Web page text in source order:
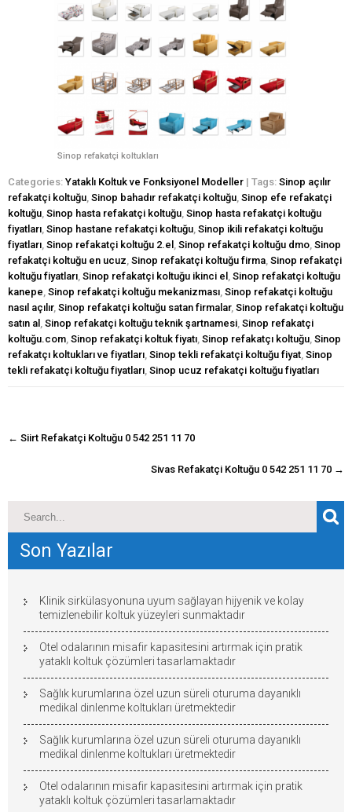
Sinop refakatçi koltukları
Categories: Yataklı Koltuk ve Fonksiyonel Modeller | Tags: Sinop açılır
refakatçi koltuğu, Sinop bahadır refakatçi koltuğu, Sinop efe refakatçi
koltuğu, Sinop hasta refakatçi koltuğu, Sinop hasta refakatçi koltuğu
fiyatları, Sinop hastane refakatçi koltuğu, Sinop ikili refakatçi koltuğu
fiyatları, Sinop refakatçi koltuğu 2.el , Sinop refakatçi koltuğu dmo, Sinop
refakatçi koltuğu en ucuz, Sinop refakatçi koltuğu firma, Sinop refakatçi
koltuğu fiyatları, Sinop refakatçi koltuğu ikinci el , Sinop refakatçi koltuğu
kanepe, Sinop refakatçi koltuğu mekanizması, Sinop refakatçi koltuğu
nasıl açılır, Sinop refakatçi koltuğu satan firmalar, Sinop refakatçi koltuğu
satın al , Sinop refakatçi koltuğu teknik şartnamesi, Sinop refakatçi
koltuğu.com, Sinop refakatçi koltuk fiyatı, Sinop refakatçı koltuğu, Sinop
refakatçı koltukları ve fiyatları, Sinop tekli refakatçi koltuğu fiyat, Sinop
tekli refakatçi koltuğu fiyatları, Sinop ucuz refakatçi koltuğu fiyatları
navigasyon
← Siirt Refakatçi Koltuğu 0 542 251 11 70
Sivas Refakatçi Koltuğu 0 542 251 11 70 →
Son Yazılar
Klinik sirkülasyonuna uyum sağlayan hijyenik ve kolay
temizlenebilir koltuk yüzeyleri sunmaktadır
Otel odalarının misafir kapasitesini artırmak için pratik
yataklı koltuk çözümleri tasarlamaktadır
Sağlık kurumlarına özel uzun süreli oturuma dayanıklı
medikal dinlenme koltukları üretmektedir
Sağlık kurumlarına özel uzun süreli oturuma dayanıklı
medikal dinlenme koltukları üretmektedir
Otel odalarının misafir kapasitesini artırmak için pratik
yataklı koltuk çözümleri tasarlamaktadır